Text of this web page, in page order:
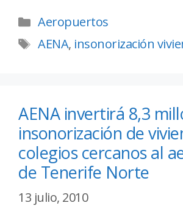
Aeropuertos
AENA, insonorización
AENA invertirá 8,3
insonorización de
colegios cercanos al
de Tenerife Norte
13 julio, 2010